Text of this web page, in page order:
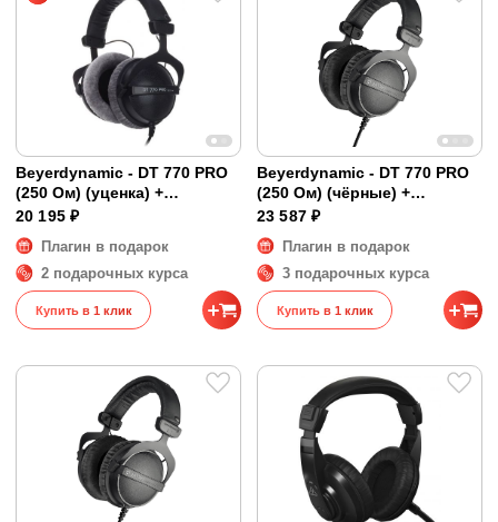
Beyerdynamic - DT 770 PRO
(250 Ом) (уценка) +
индивидуальная коррекция
20 195 ₽
Плагин в подарок
2 подарочных курса
Купить в 1 клик
Beyerdynamic - DT 770 PRO
(250 Ом) (чёрные) +
индивидуальная коррекция
23 587 ₽
Плагин в подарок
3 подарочных курса
Купить в 1 клик